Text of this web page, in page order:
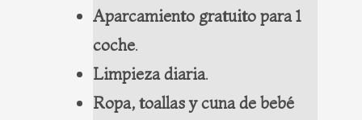
Aparcamiento gratuito para 1
coche.
Limpieza diaria.
Ropa, toallas y cuna de bebé